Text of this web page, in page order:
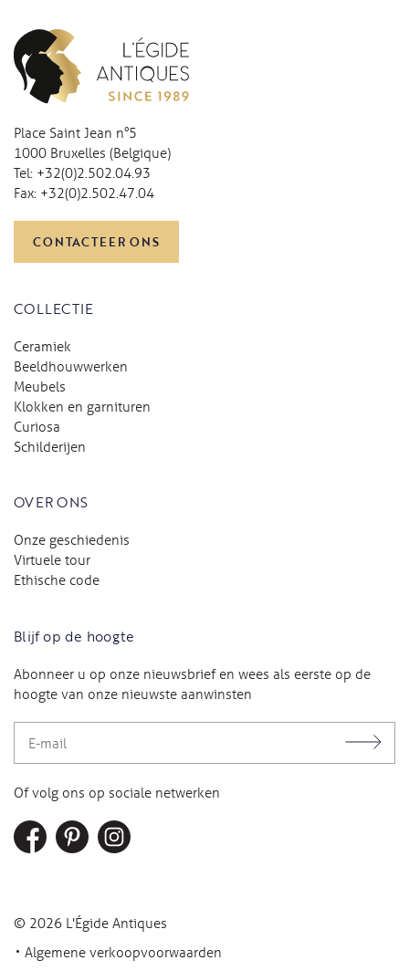
Place Saint Jean n°5
1000 Bruxelles (Belgique)
Tel: +32(0)2.502.04.93
Fax: +32(0)2.502.47.04
CONTACTEER ONS
COLLECTIE
Ceramiek
Beeldhouwwerken
Meubels
Klokken en garnituren
Curiosa
Schilderijen
OVER ONS
Onze geschiedenis
Virtuele tour
Ethische code
Blijf op de hoogte
Abonneer u op onze nieuwsbrief en wees als eerste op de
hoogte van onze nieuwste aanwinsten
Of volg ons op sociale netwerken
© 2026 L'Égide Antiques
Algemene verkoopvoorwaarden